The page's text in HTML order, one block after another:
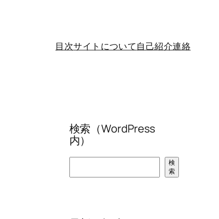
目次サイトについて自己紹介連絡
検索（WordPress
内）
検
索